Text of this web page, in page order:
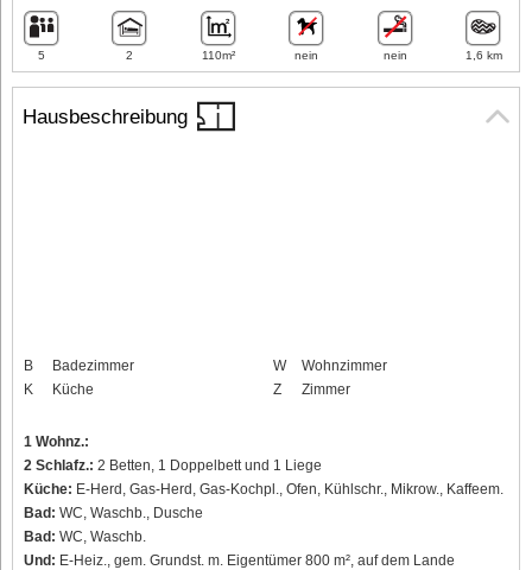
Hausbeschreibung
B
Badezimmer
K
Küche
W
Wohnzimmer
Z
Zimmer
1 Wohnz.:
2 Schlafz.: 2 Betten, 1 Doppelbett und 1 Liege
Küche: E-Herd, Gas-Herd, Gas-Kochpl., Ofen, Kühlschr., Mikrow., Kaffeem.
Bad: WC, Waschb., Dusche
Bad: WC, Waschb.
Und: E-Heiz., gem. Grundst. m. Eigentümer 800 m², auf dem Lande
5 2 110m² nein nein 1,6 km